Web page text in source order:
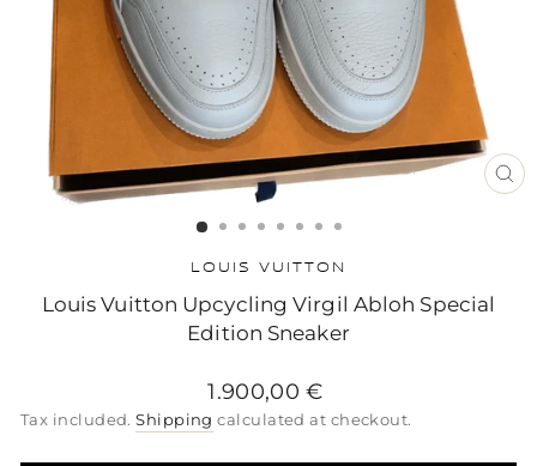
LOUIS VUITTON
Louis Vuitton Upcycling Virgil Abloh Special
Edition Sneaker
Regular
price
Sale
price
Regular
price
1.900,00 €
Tax included.Shipping calculated at checkout.